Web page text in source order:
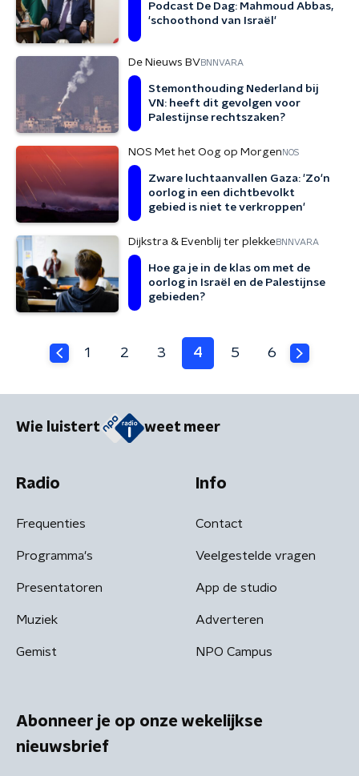
Podcast De Dag: Mahmoud Abbas,
'schoothond van Israël'
De Nieuws BVBNNVARA
Stemonthouding Nederland bij
VN: heeft dit gevolgen voor
Palestijnse rechtszaken?
NOS Met het Oog op Morgen NOS
Zware luchtaanvallen Gaza: 'Zo'n
oorlog in een dichtbevolkt
gebied is niet te verkroppen'
Dijkstra & Evenblij ter plekkeBNNVARA
Hoe ga je in de klas om met de
oorlog in Israël en de Palestijnse
gebieden?
1 2 3 4 5 6
Wie luistert weet meer
Radio
Frequenties
Programma's
Presentatoren
Muziek
Gemist
Info
Contact
Veelgestelde vragen
App de studio
Adverteren
NPO Campus
Abonneer je op onze wekelijkse
nieuwsbrief